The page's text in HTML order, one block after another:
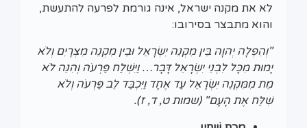
לא את מקנה ישראל, אינה גורמת לפרעה להתעשת,
והוא מתבצר בסירובו:
"וְהִפְלָה יְהוָה בֵּין מִקְנֵה יִשְׂרָאֵל וּבֵין מִקְנֵה מִצְרָיִם וְלֹא
יָמוּת מִכָּל לִבְנֵי יִשְׂרָאֵל דָּבָר… וַיִּשְׁלַח פַּרְעֹה וְהִנֵּה לֹא
מֵת מִמִּקְנֵה יִשְׂרָאֵל עַד אֶחָד וַיִּכְבַּד לֵב פַּרְעֹה וְלֹא
שִׁלַּח אֶת הָעָם"(שמות ט, ד, ז).